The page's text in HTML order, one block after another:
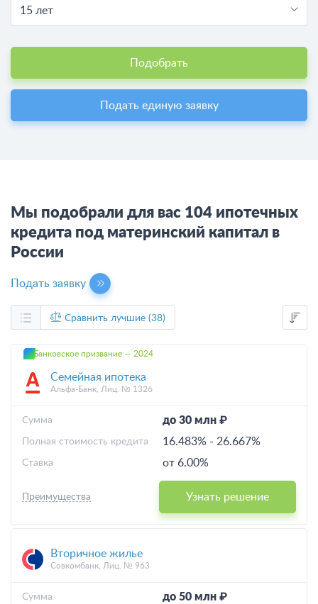
15 лет
Подобрать
Подать единую заявку
Мы подобрали для вас 104 ипотечных
кредита под материнский капитал в
России
Подать заявку
Сравнить лучшие (38)
Банковское призвание — 2024
Семейная ипотека
Альфа-Банк, Лиц. № 1326
до 30 млн ₽
Cумма
16.483% - 26.667%
Полная стоимость кредита
от 6.00%
Ставка
Узнать решение
Преимущества
Вторичное жилье
Совкомбанк, Лиц. № 963
до 50 млн ₽
Cумма